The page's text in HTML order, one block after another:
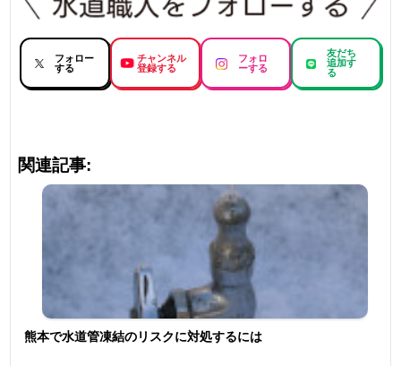
フォロー
する
チャンネル
登録する
フォロ
ーする
友だち
追加す
る
関連記事:
熊本で水道管凍結のリスクに対処するには